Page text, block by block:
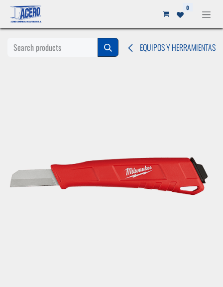
Ir al contenido 0
EQUIPOS Y HERRAMIENTAS